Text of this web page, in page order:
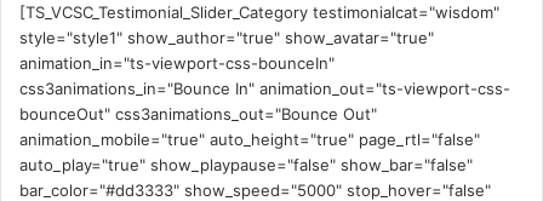
[TS_VCSC_Testimonial_Slider_Category testimonialcat="wisdom"
style="style1" show_author="true" show_avatar="true"
animation_in="ts-viewport-css-bounceIn"
css3animations_in="Bounce In" animation_out="ts-viewport-css-
bounceOut" css3animations_out="Bounce Out"
animation_mobile="true" auto_height="true" page_rtl="false"
auto_play="true" show_playpause="false" show_bar="false"
bar_color="#dd3333" show_speed="5000" stop_hover="false"